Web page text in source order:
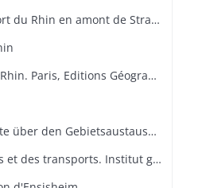
Avant projet d'un nouveau port du Rhin en amont de Strasbourg
Carte départementale : Haut-Rhin. Paris, Editions Géographiques André Lesot.
KIEPERT, Heinrich. Specialkarte über den Gebietsaustausch an der deutsch-französischen. Grenze nach dem Friedensvertrag von Frankfurt. Berlin, Reuier.
Ministère des Travaux publics et des transports. Institut géographique national. Cartes de Huningue n° 1 et 5.